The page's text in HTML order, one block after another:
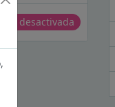
desactivada